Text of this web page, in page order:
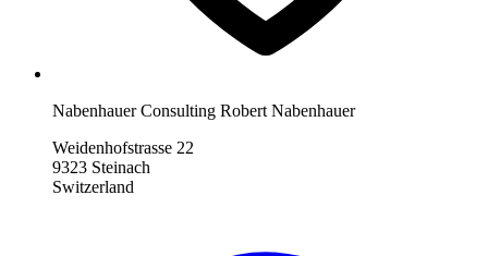
Nabenhauer Consulting Robert Nabenhauer
Weidenhofstrasse 22
9323 Steinach
Switzerland